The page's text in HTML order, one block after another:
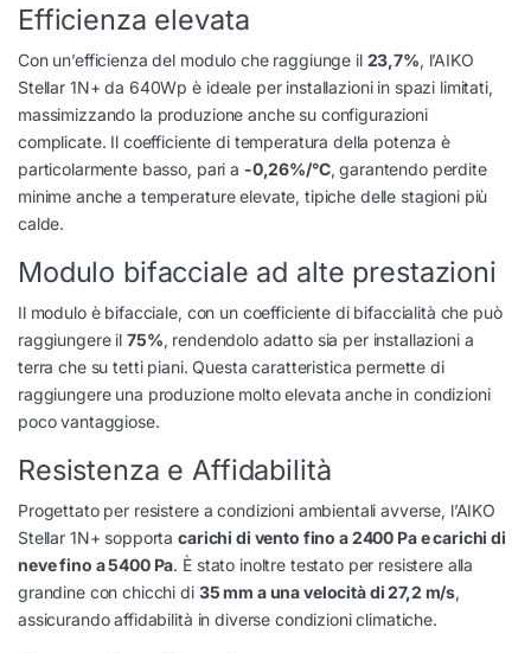
Efficienza elevata
Con un’efficienza del modulo che raggiunge il 23,7%, l’AIKO
Stellar 1N+ da 640Wp è ideale per installazioni in spazi limitati,
massimizzando la produzione anche su configurazioni
complicate. Il coefficiente di temperatura della potenza è
particolarmente basso, pari a -0,26%/°C, garantendo perdite
minime anche a temperature elevate, tipiche delle stagioni più
calde.
Modulo bifacciale ad alte prestazioni
Il modulo è bifacciale, con un coefficiente di bifaccialità che può
raggiungere il 75%, rendendolo adatto sia per installazioni a
terra che su tetti piani. Questa caratteristica permette di
raggiungere una produzione molto elevata anche in condizioni
poco vantaggiose.
Resistenza e Affidabilità
Progettato per resistere a condizioni ambientali avverse, l’AIKO
Stellar 1N+ sopportacarichi di vento fino a 2400 Pa e carichi di
neve fino a 5400 Pa. È stato inoltre testato per resistere alla
grandine con chicchi di 35 mm a una velocità di 27,2 m/s,
assicurando affidabilità in diverse condizioni climatiche.